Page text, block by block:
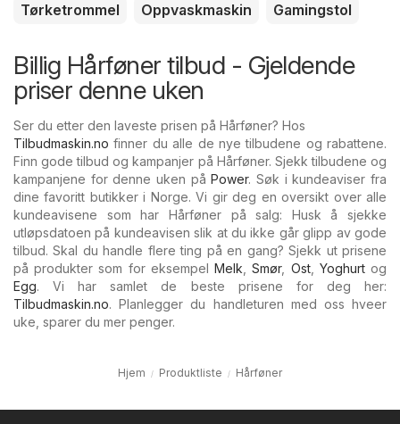
Tørketrommel
Oppvaskmaskin Gamingstol
Billig Hårføner tilbud - Gjeldende
priser denne uken
Ser du etter den laveste prisen på Hårføner? Hos
Tilbudmaskin.no finner du alle de nye tilbudene og rabattene.
Finn gode tilbud og kampanjer på Hårføner. Sjekk tilbudene og
kampanjene for denne uken på Power. Søk i kundeaviser fra
dine favoritt butikker i Norge. Vi gir deg en oversikt over alle
kundeavisene som har Hårføner på salg: Husk å sjekke
utløpsdatoen på kundeavisen slik at du ikke går glipp av gode
tilbud. Skal du handle flere ting på en gang? Sjekk ut prisene
på produkter som for eksempel
Melk,Smør, Ost, Yoghurtog
Egg. Vi har samlet de beste prisene for deg her:
Tilbudmaskin.no. Planlegger du handleturen med oss hveer
uke, sparer du mer penger.
Hjem Produktliste Hårføner